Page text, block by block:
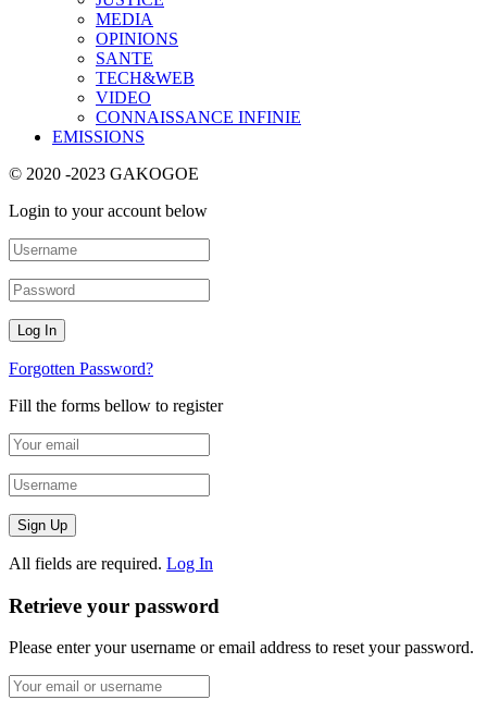
MEDIA
OPINIONS
SANTE
TECH&WEB
VIDEO
CONNAISSANCE INFINIE
EMISSIONS
© 2020 -2023 GAKOGOE
Login to your account below
Forgotten Password?
Fill the forms bellow to register
All fields are required. Log In
Retrieve your password
Please enter your username or email address to reset your password.